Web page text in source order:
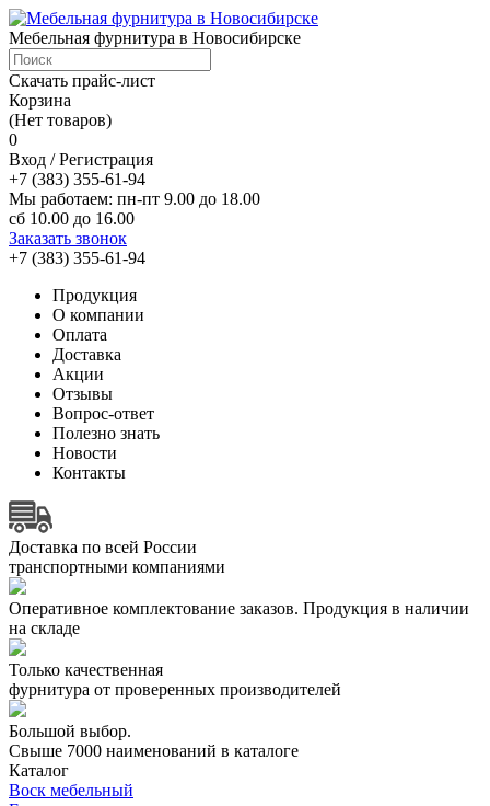
Мебельная фурнитура в Новосибирске
Скачать прайс-лист
Корзина
(Нет товаров)
0
Вход / Регистрация
+7 (383) 355-61-94
Мы работаем: пн-пт 9.00 до 18.00
сб 10.00 до 16.00
Заказать звонок
+7 (383) 355-61-94
Продукция
О компании
Оплата
Доставка
Акции
Отзывы
Вопрос-ответ
Полезно знать
Новости
Контакты
Доставка по всей России
транспортными компаниями
Оперативное комплектование заказов. Продукция в наличии
на складе
Только качественная
фурнитура от проверенных производителей
Большой выбор.
Свыше 7000 наименований в каталоге
Каталог
Воск мебельный